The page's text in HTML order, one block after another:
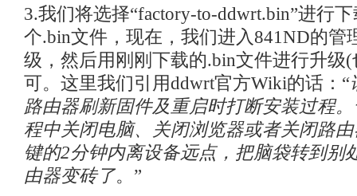
3.我们将选择“factory-to-ddwrt.bin”进行
个.bin文件，现在，我们进入841ND的管
级，然后用刚刚下载的.bin文件进行升级
可。这里我们引用ddwrt官方Wiki的话：“
路由器刷新固件及重启时打断安装过程
程中关闭电脑、关闭浏览器或者关闭路
键的2分钟内离设备远点，把脑袋转到别
由器变砖了。”